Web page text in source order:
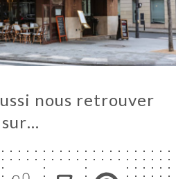
nous retrouver
sur…